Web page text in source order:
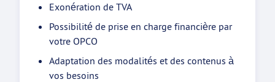
Exonération de TVA
Possibilité de prise en charge financière par
votre OPCO
Adaptation des modalités et des contenus à
vos besoins